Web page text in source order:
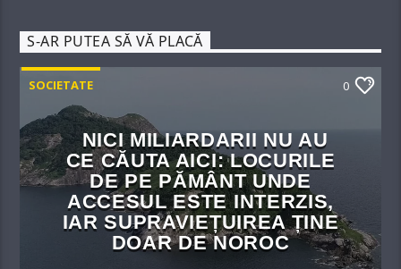
S-AR PUTEA SĂ VĂ PLACĂ
SOCIETATE 0
NICI MILIARDARII NU AU
CE CĂUTA AICI: LOCURILE
DE PE PĂMÂNT UNDE
ACCESUL ESTE INTERZIS,
IAR SUPRAVIEȚUIREA ȚINE
DOAR DE NOROC